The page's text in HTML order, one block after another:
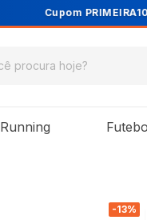
Cupom PRIMEIRA10
Running
-13%